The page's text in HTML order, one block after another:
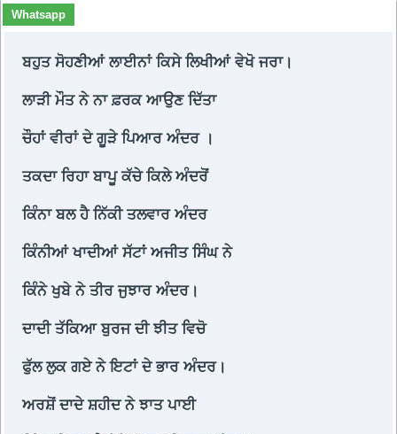
Whatsapp
ਬਹੁਤ ਸੋਹਣੀਆਂ ਲਾਈਨਾਂ ਕਿਸੇ ਲਿਖੀਆਂ ਵੇਖੋ ਜਰਾ।
ਲਾੜੀ ਮੌਤ ਨੇ ਨਾ ਫ਼ਰਕ ਆਉਣ ਦਿੱਤਾ
ਚੌਹਾਂ ਵੀਰਾਂ ਦੇ ਗੂੜੇ ਪਿਆਰ ਅੰਦਰ ।
ਤਕਦਾ ਰਿਹਾ ਬਾਪੂ ਕੱਚੇ ਕਿਲੇ ਅੰਦਰੋਂ
ਕਿੰਨਾ ਬਲ ਹੈ ਨਿੱਕੀ ਤਲਵਾਰ ਅੰਦਰ
ਕਿੰਨੀਆਂ ਖਾਦੀਆਂ ਸੱਟਾਂ ਅਜੀਤ ਸਿੰਘ ਨੇ
ਕਿੰਨੇ ਖੁਬੇ ਨੇ ਤੀਰ ਜੁਝਾਰ ਅੰਦਰ।
ਦਾਦੀ ਤੱਕਿਆ ਬੁਰਜ ਦੀ ਝੀਤ ਵਿਚੋ
ਫੁੱਲ ਲੁਕ ਗਏ ਨੇ ਇਟਾਂ ਦੇ ਭਾਰ ਅੰਦਰ।
ਅਰਸ਼ੋਂ ਦਾਦੇ ਸ਼ਹੀਦ ਨੇ ਝਾਤ ਪਾਈ